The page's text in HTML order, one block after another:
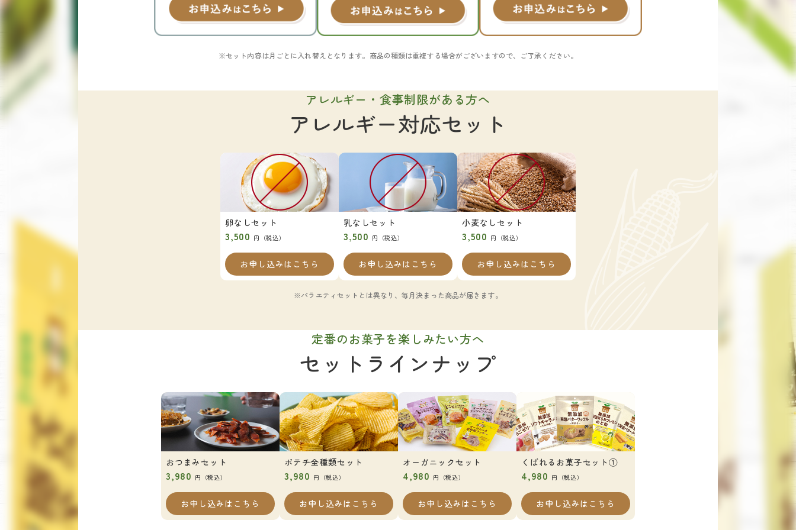
※セット内容は月ごとに入れ替えとなります。 商品の種類は重複する場合がございますので、ご了承ください。
アレルギー・食事制限がある方へ
アレルギー対応セット
卵なしセット
3,500 円（税込）
お申し込みはこちら
乳なしセット
3,500 円（税込）
お申し込みはこちら
小麦なしセット
3,500 円（税込）
お申し込みはこちら
※バラエティセットとは異なり、毎月決まった商品が届きます。
定番のお菓子を楽しみたい方へ
セットラインナップ
おつまみセット
3,980 円（税込）
お申し込みはこちら
ポテチ全種類セット
3,980 円（税込）
お申し込みはこちら
オーガニックセット
4,980 円（税込）
お申し込みはこちら
くばれるお菓子セット①
4,980 円（税込）
お申し込みはこちら